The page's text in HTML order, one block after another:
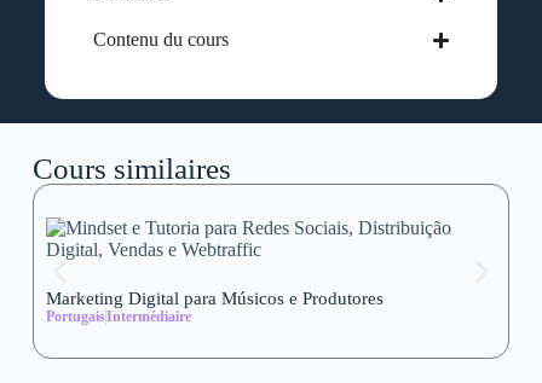
Contenu du cours
Cours similaires
Marketing Digital para Músicos e Produtores
PortugaisIntermédiaire